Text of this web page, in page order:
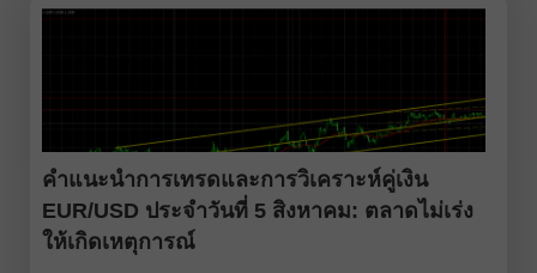
คำแนะนำการเทรดและการวิเคราะห์คู่เงิน
EUR/USD ประจำวันที่ 5 สิงหาคม: ตลาดไม่เร่ง
ให้เกิดเหตุการณ์